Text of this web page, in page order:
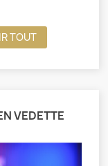
TOUT
VEDETTE